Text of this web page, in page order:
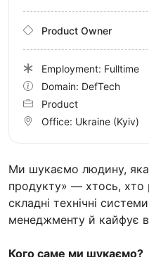
Ми шукаємо людину,
продукту» — хтось, хто
складні технічні
менеджменту й кайфує
Кого саме ми шукаємо?
Product Owner
Employment: Fulltime
Domain: DefTech
Product
Office: Ukraine (Kyiv)